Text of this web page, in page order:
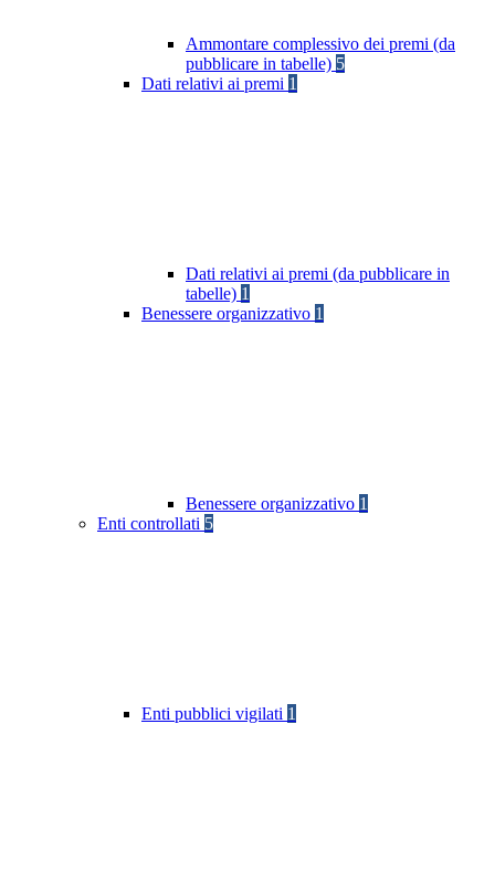
Ammontare complessivo dei premi (da
pubblicare in tabelle) 5
Dati relativi ai premi 1
Dati relativi ai premi (da pubblicare in
tabelle) 1
Benessere organizzativo 1
Benessere organizzativo 1
Enti controllati 5
Enti pubblici vigilati 1